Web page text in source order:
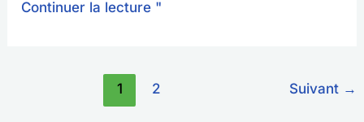
Continuer la lecture "
1 2 Suivant →